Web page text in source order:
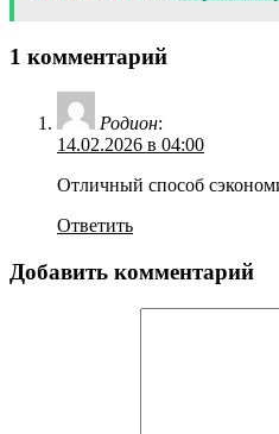
1 комментарий
Родион:
14.02.2026 в 04:00
Отличный способ
Ответить
Добавить комментарий